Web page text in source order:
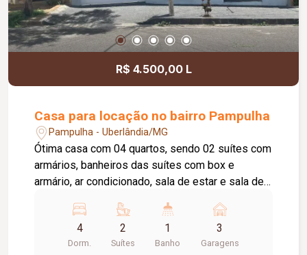
R$ 4.500,00 L
Casa para locação no bairro Pampulha
Pampulha - Uberlândia/MG
Ótima casa com 04 quartos, sendo 02 suítes com
armários, banheiros das suítes com box e
armário, ar condicionado, sala de estar e sala de
box, cozinha com armário, área gourmet com
churrasqueira, área de serviço, garagem para 03
carros, portão eletrônico, concertina, quintal com
4
Dorm.
2
Suítes
1
Banho
3
Garagens